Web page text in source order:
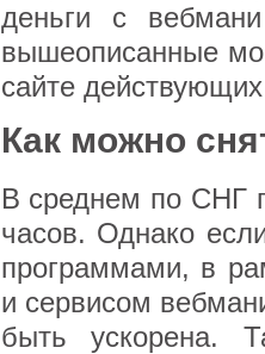
деньги с
вышеописанные
сайте
Как можно
В среднем по СНГ
часов. Однако
программами, в
и сервисом
быть ускорена.